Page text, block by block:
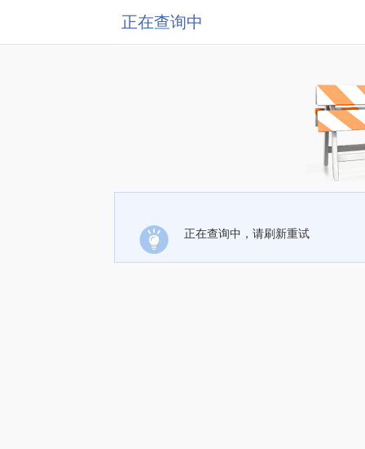
正在查询中
正在查询中，请刷新重试